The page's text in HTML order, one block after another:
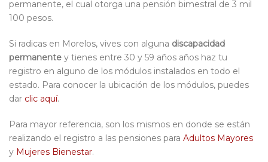
permanente, el cual otorga una pensión bimestral de 3 mil
100 pesos.
Si radicas en Morelos, vives con alguna discapacidad
permanente y tienes entre 30 y 59 años años haz tu
registro en alguno de los módulos instalados en todo el
estado. Para conocer la ubicación de los módulos, puedes
dar clic aquí.
Para mayor referencia, son los mismos en donde se están
realizando el registro a las pensiones para Adultos Mayores
y Mujeres Bienestar.